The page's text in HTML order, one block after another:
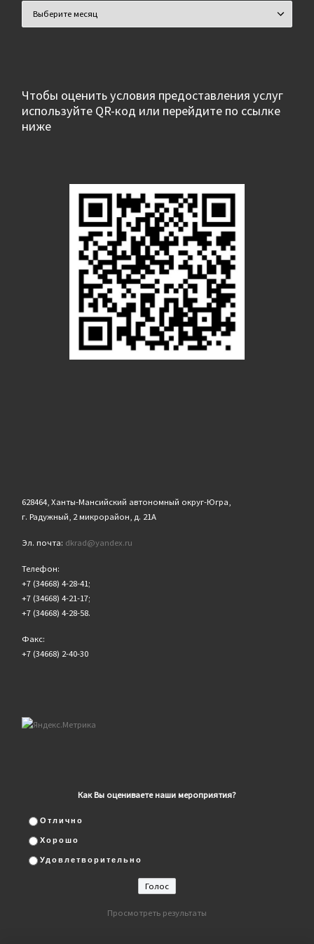
Чтобы оценить условия предоставления услуг
используйте QR-код или перейдите по ссылке
ниже
628464, Ханты-Мансийский автономный округ-Югра,
г. Радужный, 2 микрорайон, д. 21А
Эл. почта: dkrad@yandex.ru
Телефон:
+7 (34668) 4-28-41;
+7 (34668) 4-21-17;
+7 (34668) 4-28-58.
Факс:
+7 (34668) 2-40-30
Как Вы оцениваете наши мероприятия?
Отлично
Хорошо
Удовлетворительно
Просмотреть результаты